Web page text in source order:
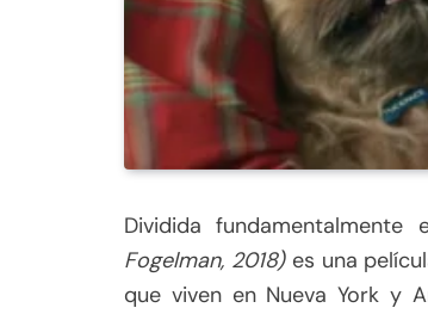
Dividida fundamentalmente
Fogelman, 2018)es una
que viven en Nueva York y